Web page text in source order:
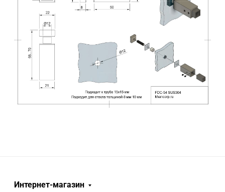
Интернет-магазин